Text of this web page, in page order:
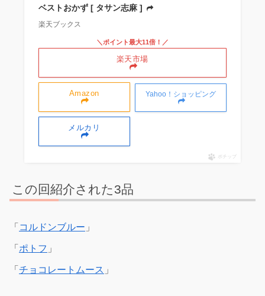
ベストおかず [ タサン志麻 ]
楽天ブックス
Amazon
＼ポイント最大11倍！／
楽天市場
Yahoo！ショッピング
メルカリ
ポチップ
この回紹介された3品
「 コルドンブルー 」
「 ポトフ 」
「 チョコレートムース 」